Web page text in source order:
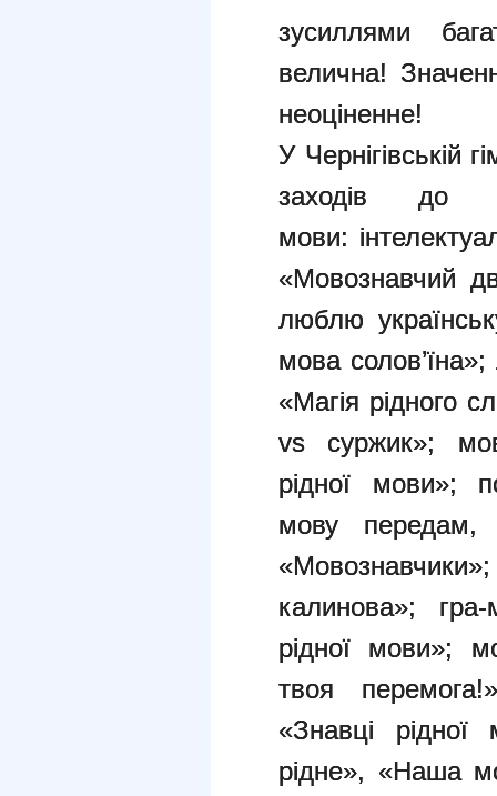
зусиллями
велична!
неоціненне!
У Чернігівській
заходів до
мови:
«Мовознавчий
люблю
мова солов’їна»;
«Магія рідного
vs суржик»;
рідної мови»;
мову
калинова»;
рідної мови»;
твоя
«Знавці
рідне», «Наша